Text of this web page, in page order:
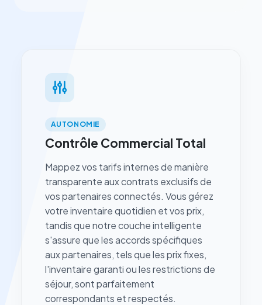
AUTONOMIE
Contrôle Commercial Total
Mappez vos tarifs internes de manière
transparente aux contrats exclusifs de
vos partenaires connectés. Vous gérez
votre inventaire quotidien et vos prix,
tandis que notre couche intelligente
s'assure que les accords spécifiques
aux partenaires, tels que les prix fixes,
l'inventaire garanti ou les restrictions de
séjour, sont parfaitement
correspondants et respectés.